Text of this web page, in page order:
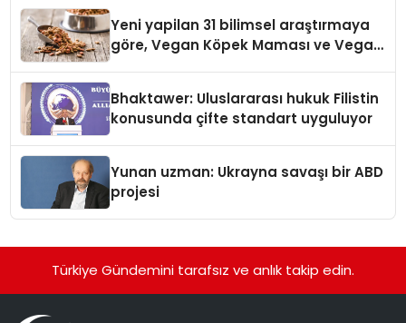
Yeni yapilan 31 bilimsel araştırmaya
göre, Vegan Köpek Maması ve Vegan
Bhaktawer: Uluslararası hukuk Filistin
konusunda çifte standart uyguluyor
Yunan uzman: Ukrayna savaşı bir ABD
projesi
Türkiye Gündemini tarafsız ve anlık takip edin.